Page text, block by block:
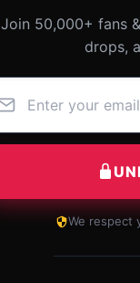
I’m
Join 50,000+ fans
drops,
We respect